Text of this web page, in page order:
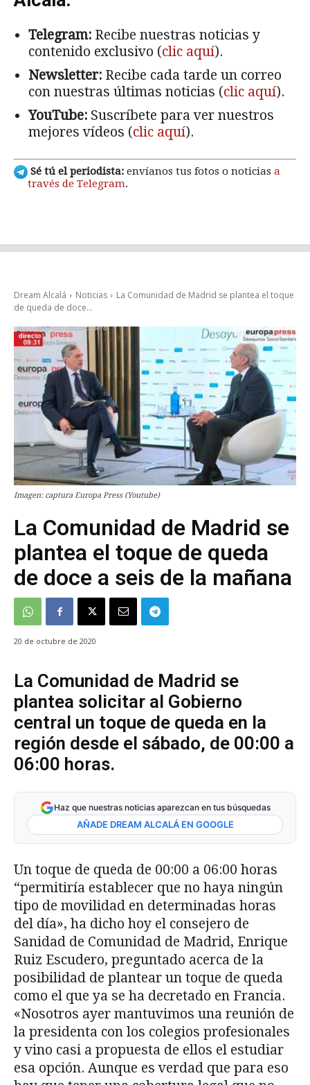
Telegram: Recibe nuestras noticias y
contenido exclusivo (clic aquí).
Newsletter: Recibe cada tarde un correo
con nuestras últimas noticias (clic aquí).
YouTube: Suscríbete para ver nuestros
mejores vídeos (clic aquí).
Sé tú el periodista: envíanos tus fotos o noticias a
través de Telegram.